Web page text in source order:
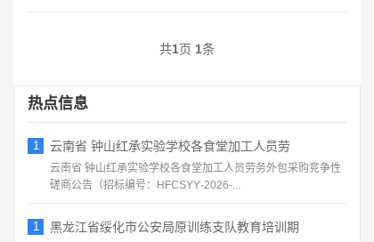
共1页 1条
热点信息
1 云南省 钟山红承实验学校各食堂加工人员劳
云南省 钟山红承实验学校各食堂加工人员劳务外包采购竞争性
磋商公告（招标编号：HFCSYY‑2026‑...
1 黑龙江省绥化市公安局原训练支队教育培训期